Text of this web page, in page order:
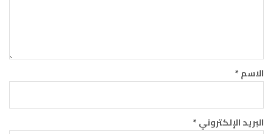
الاسم*
البريد الإلكتروني*